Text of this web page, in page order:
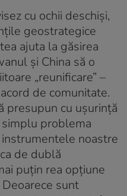
cu ochii deschiși,
geostrategice
ajuta la găsirea
și China să o
„reunificare” –
de comunitate.
presupun cu ușurință
problema
noastre
de dublă
puțin rea opțiune
sunt